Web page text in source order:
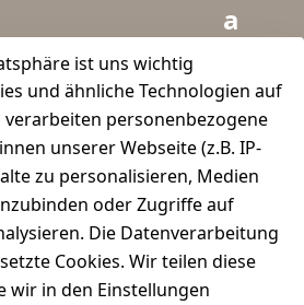
ist uns wichtig
und ähnliche Technologien auf
personenbezogene
unserer Webseite (z.B. IP-
zu personalisieren, Medien
oder Zugriffe auf
Die Datenverarbeitung
Cookies. Wir teilen diese
wir in den Einstellungen
a
d
m
e
i
s